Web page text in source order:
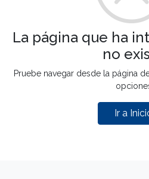
La página que ha
no
Pruebe navegar desde la página
Ir a